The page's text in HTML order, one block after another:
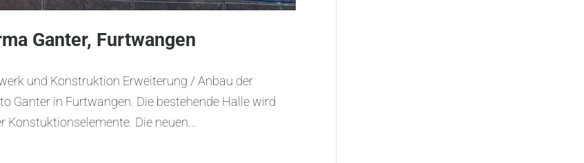
Ganter, Furtwangen
und Konstruktion Erweiterung / Anbau der
Ganter in Furtwangen. Die bestehende Halle wird
Die neuen...